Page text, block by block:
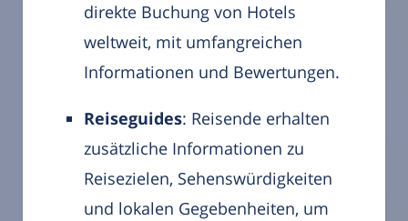
direkte Buchung von Hotels
weltweit, mit umfangreichen
Informationen und Bewertungen.
Reiseguides: Reisende erhalten
zusätzliche Informationen zu
Reisezielen, Sehenswürdigkeiten
und lokalen Gegebenheiten, um